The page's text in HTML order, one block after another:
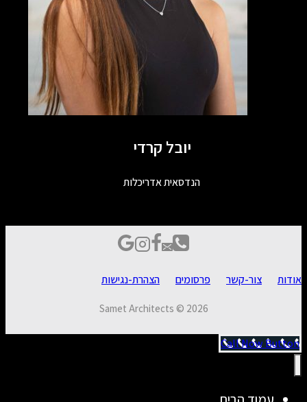
יובל קרדי
הנדסאית אדריכלות
אודות צור-קשר פרסומים הצהרת-נגישות
Samet Architects © 2026
Call Now Button